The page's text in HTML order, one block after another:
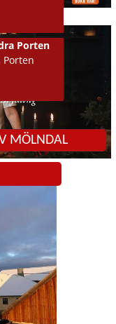
Porten
Porten
MÖLNDAL